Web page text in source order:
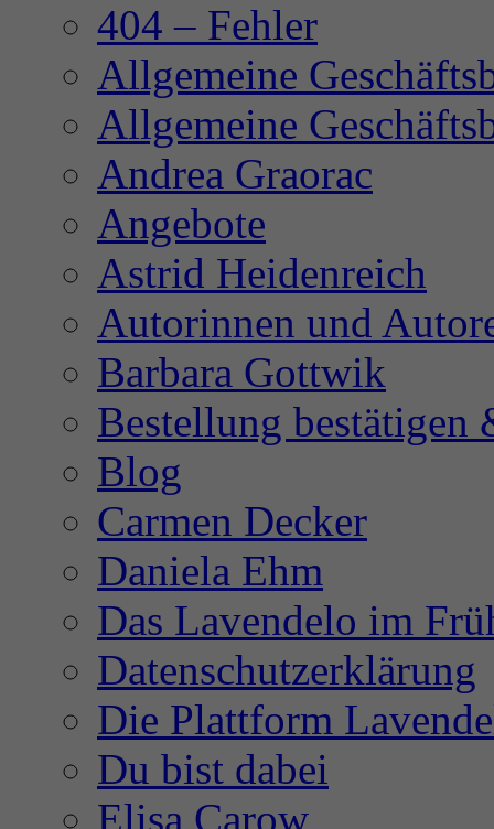
404 – Fehler
Allgemeine
Allgemeine
Andrea Graorac
Angebote
Astrid Heidenreich
Autorinnen und
Barbara Gottwik
Bestellung bestätigen
Blog
Carmen Decker
Daniela Ehm
Das Lavendelo im
Datenschutzerklärung
Die Plattform
Du bist dabei
Elisa Carow